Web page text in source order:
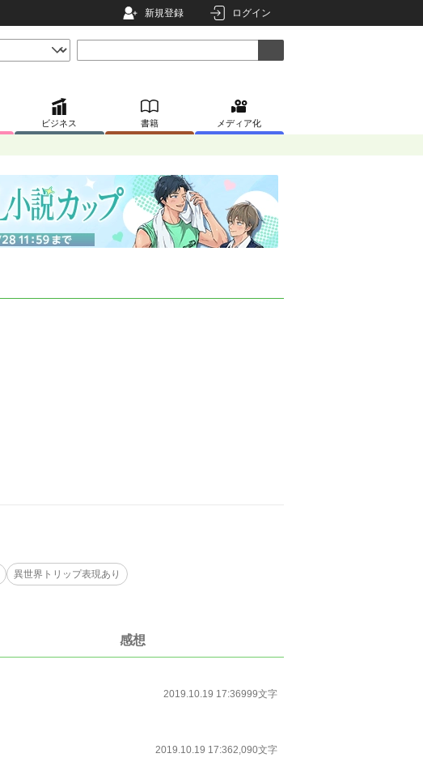
新規登録 ログイン
ビジネス 書籍 メディア化
異世界トリップ表現あり
感想
2019.10.19 17:36999文字
2019.10.19 17:362,090文字